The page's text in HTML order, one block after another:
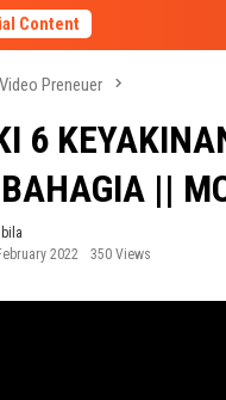
Content
Video Preneuer
6
||
2022
350 Views